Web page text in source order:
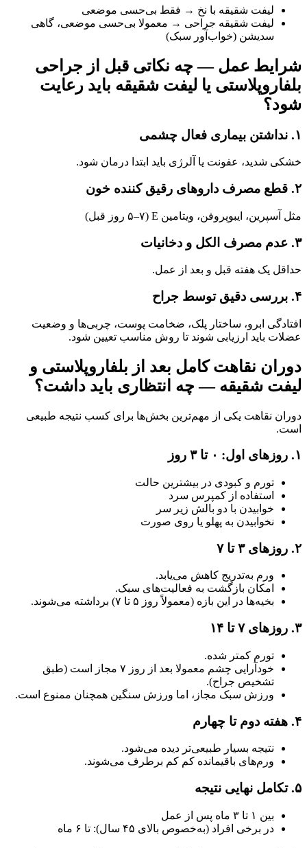
لیفت شقیقه با نخ → فقط بی‌حسی موضعی
لیفت شقیقه جراحی → معمولا بی‌حسی موضعی، گاهی
سدیشن (خواب‌آور سبک)
شرایط عمل — چه نکاتی قبل از جراحی
بلفاروپلاستی یا لیفت شقیقه باید رعایت
شود؟
۱. نداشتن بیماری فعال چشمی
خشکی شدید، عفونت یا آلرژی باید ابتدا درمان شود.
۲. قطع مصرف داروهای رقیق‌ کننده خون
مثل آسپرین، ایبوپروفن، ویتامین E (۵–۷ روز قبل)
۳. عدم مصرف الکل و دخانیات
حداقل یک هفته قبل و بعد از عمل.
۴. بررسی دقیق توسط جراح
افتادگی ابرو، ساختار پلک، ضخامت پوست، چربی‌ها و وضعیت
عضلات باید ارزیابی شوند تا روش مناسب تعیین شود.
دوران نقاهت کامل بعد از بلفاروپلاستی و
لیفت شقیقه — چه انتظاری باید داشت؟
دوران نقاهت یکی از مهم‌ترین بخش‌ها برای کسب نتیجه طبیعی
است.
۱. روزهای اول: ۰ تا ۳ روز
تورم و کبودی در بیشترین حالت
استفاده از کمپرس سرد
خوابیدن با دو بالش زیر سر
نخوابیدن به پهلو یا روی صورت
۲. روزهای ۳ تا ۷
ورم به‌تدریج کاهش می‌یابد.
امکان بازگشت به فعالیت‌های سبک.
بخیه‌ها در این بازه (معمولاً روز ۵ تا ۷) برداشته می‌شوند.
۳. روزهای ۷ تا ۱۴
تورم کمتر شده.
خودآرایی چشم معمولا بعد از روز ۷ مجاز است (طبق
تشخیص جراح).
ورزش سبک مجاز، اما ورزش سنگین همچنان ممنوع است.
۴. هفته دوم تا چهارم
نتیجه بسیار طبیعی‌تر دیده می‌شود.
ورم‌های باقیمانده کم‌ کم برطرف می‌شوند.
۵. تکامل نهایی نتیجه
بین ۱ تا ۳ ماه پس از عمل
در برخی افراد (به‌خصوص بالای ۴۵ سال): تا ۶ ماه